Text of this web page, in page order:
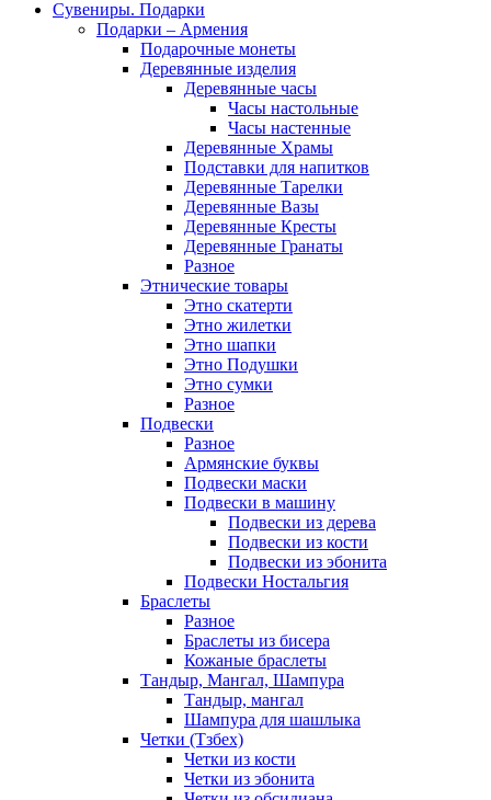
Сувениры. Подарки
Подарки – Армения
Подарочные монеты
Деревянные изделия
Деревянные часы
Часы настольные
Часы настенные
Деревянные Храмы
Подставки для напитков
Деревянные Тарелки
Деревянные Вазы
Деревянные Кресты
Деревянные Гранаты
Разное
Этнические товары
Этно скатерти
Этно жилетки
Этно шапки
Этно Подушки
Этно сумки
Разное
Подвески
Разное
Армянские буквы
Подвески маски
Подвески в машину
Подвески из дерева
Подвески из кости
Подвески из эбонита
Подвески Ностальгия
Браслеты
Разное
Браслеты из бисера
Кожаные браслеты
Тандыр, Мангал, Шампура
Тандыр, мангал
Шампура для шашлыка
Четки (Тзбех)
Четки из кости
Четки из эбонита